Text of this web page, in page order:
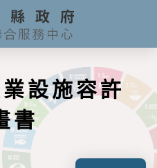
設施容許
書